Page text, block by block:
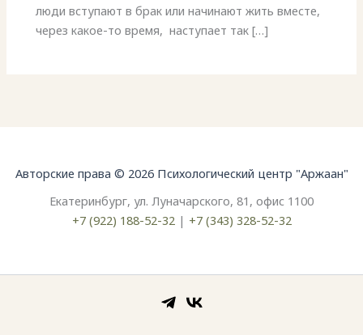
люди вступают в брак или начинают жить вместе,
через какое-то время, наступает так […]
Авторские права © 2026 Психологический центр "Аржаан"
Екатеринбург, ул. Луначарского, 81, офис 1100
+7 (922) 188-52-32 | +7 (343) 328-52-32